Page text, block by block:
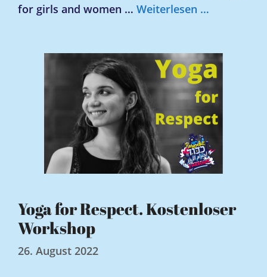
for girls and women … Weiterlesen …
Yoga for Respect. Kostenloser
Workshop
26. August 2022